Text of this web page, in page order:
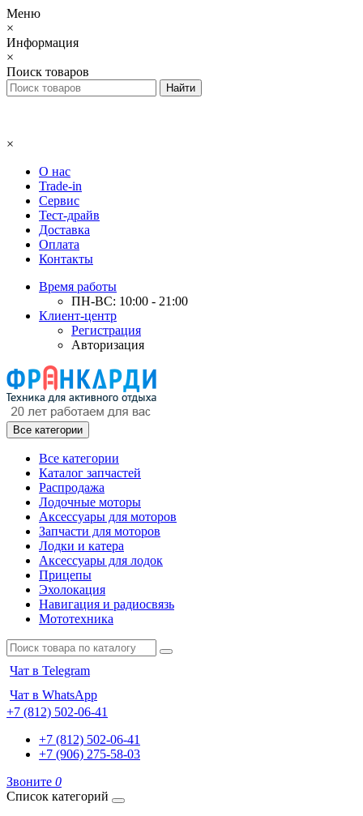
Меню
×
Информация
×
Поиск товаров
×
О нас
Trade-in
Сервис
Тест-драйв
Доставка
Оплата
Контакты
Время работы
ПН-ВС: 10:00 - 21:00
Клиент-центр
Регистрация
Авторизация
Все категории
Все категории
Каталог запчастей
Распродажа
Лодочные моторы
Аксессуары для моторов
Запчасти для моторов
Лодки и катера
Аксессуары для лодок
Прицепы
Эхолокация
Навигация и радиосвязь
Мототехника
Чат в Telegram
Чат в WhatsApp
+7 (812) 502-06-41
+7 (812) 502-06-41
+7 (906) 275-58-03
Звоните 0
Список категорий